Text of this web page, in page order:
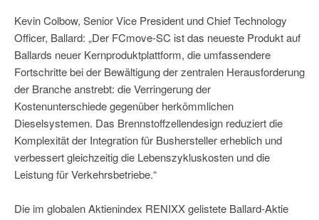
Kevin Colbow, Senior Vice President und Chief Technology
Officer, Ballard: „Der FCmove-SC ist das neueste Produkt auf
Ballards neuer Kernproduktplattform, die umfassendere
Fortschritte bei der Bewältigung der zentralen Herausforderung
der Branche anstrebt: die Verringerung der
Kostenunterschiede gegenüber herkömmlichen
Dieselsystemen. Das Brennstoffzellendesign reduziert die
Komplexität der Integration für Bushersteller erheblich und
verbessert gleichzeitig die Lebenszykluskosten und die
Leistung für Verkehrsbetriebe.“
Die im globalen Aktienindex RENIXX gelistete Ballard-Aktie